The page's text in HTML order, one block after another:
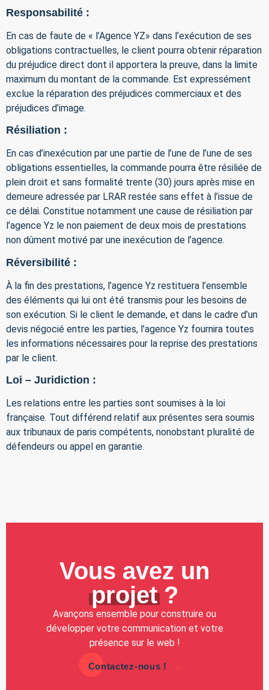
Responsabilité :
En cas de faute de « l’Agence YZ» dans l’exécution de ses
obligations contractuelles, le client pourra obtenir réparation
du préjudice direct dont il apportera la preuve, dans la limite
maximum du montant de la commande. Est expressément
exclue la réparation des préjudices commerciaux et des
préjudices d’image.
Résiliation :
En cas d’inexécution par une partie de l’une de l’une de ses
obligations essentielles, la commande pourra être résiliée de
plein droit et sans formalité trente (30) jours après mise en
demeure adressée par LRAR restée sans effet à l’issue de
ce délai. Constitue notamment une cause de résiliation par
l’agence Yz le non paiement de deux mois de prestations
non dûment motivé par une inexécution de l’agence.
Réversibilité :
À la fin des prestations, l’agence Yz restituera l’ensemble
des éléments qui lui ont été transmis pour les besoins de
son exécution. Si le client le demande, et dans le cadre d’un
devis négocié entre les parties, l’agence Yz fournira toutes
les informations nécessaires pour la reprise des prestations
par le client.
Loi – Juridiction :
Les relations entre les parties sont soumises à la loi
française. Tout différend relatif aux présentes sera soumis
aux tribunaux de paris compétents, nonobstant pluralité de
défendeurs ou appel en garantie.
Vous avez un
projet?
Avançons ensemble pour construire ou
développer votre communication et votre
présence sur le web !
Contactez-nous !